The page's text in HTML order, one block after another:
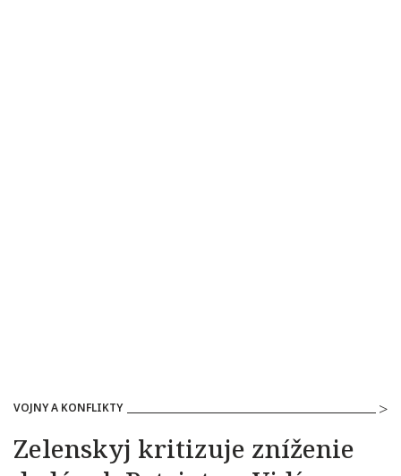
VOJNY A KONFLIKTY
Zelenskyj kritizuje zníženie